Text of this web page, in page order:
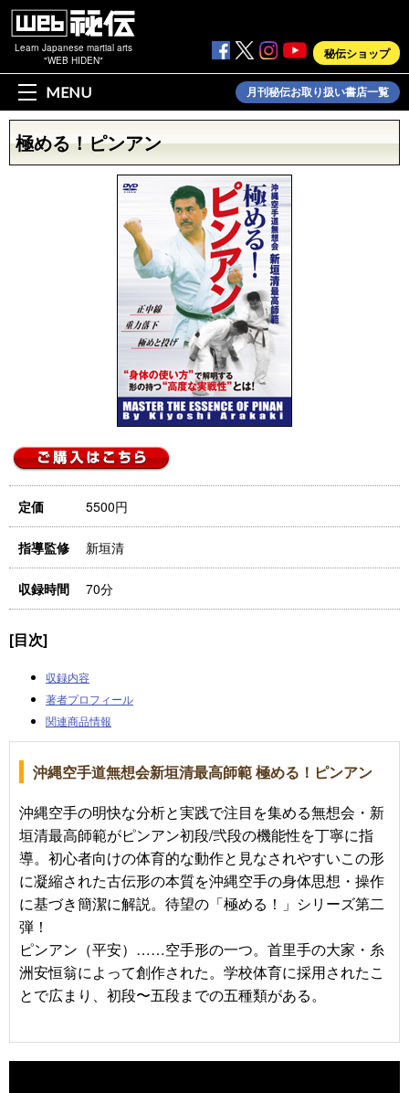
Learn Japanese martial arts
"WEB HIDEN"
秘伝ショップ
MENU 月刊秘伝お取り扱い書店一覧
極める！ピンアン
定価 5500円
指導監修 新垣清
収録時間 70分
[目次]
収録内容
著者プロフィール
関連商品情報
沖縄空手道無想会新垣清最高師範 極める！ピンアン
沖縄空手の明快な分析と実践で注目を集める無想会・新
垣清最高師範がピンアン初段/弐段の機能性を丁寧に指
導。初心者向けの体育的な動作と見なされやすいこの形
に凝縮された古伝形の本質を沖縄空手の身体思想・操作
に基づき簡潔に解説。待望の「極める！」シリーズ第二
弾！
ピンアン（平安）……空手形の一つ。首里手の大家・糸
洲安恒翁によって創作された。学校体育に採用されたこ
とで広まり、初段〜五段までの五種類がある。